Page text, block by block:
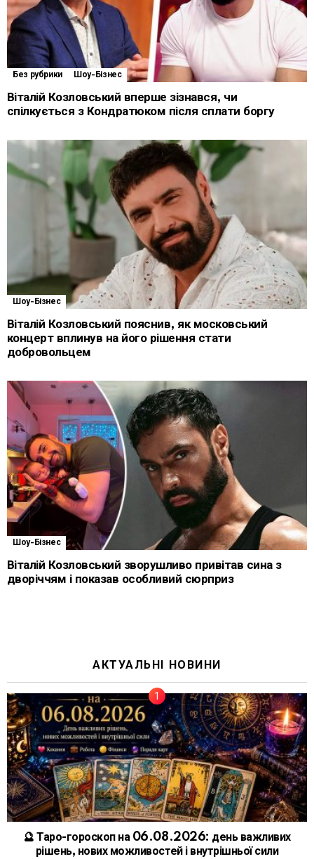
Без рубрики Шоу-Бізнес
Віталій Козловський вперше зізнався, чи
спілкується з Кондратюком після сплати боргу
Шоу-Бізнес
Віталій Козловський пояснив, як московський
концерт вплинув на його рішення стати
добровольцем
Шоу-Бізнес
Віталій Козловський зворушливо привітав сина з
дворіччям і показав особливий сюрприз
АКТУАЛЬНІ НОВИНИ
🔮 Таро-гороскоп на 06.08.2026: день важливих
рішень, нових можливостей і внутрішньої сили